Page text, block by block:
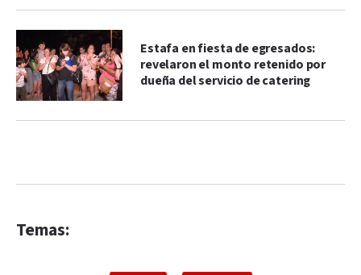
Estafa en fiesta de egresados:
revelaron el monto retenido por
dueña del servicio de catering
Temas: